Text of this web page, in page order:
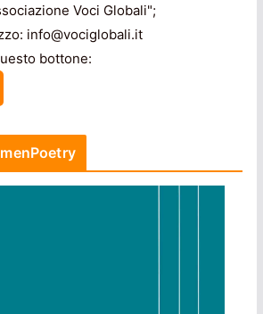
Voci Globali";
info@vociglobali.it
bottone: